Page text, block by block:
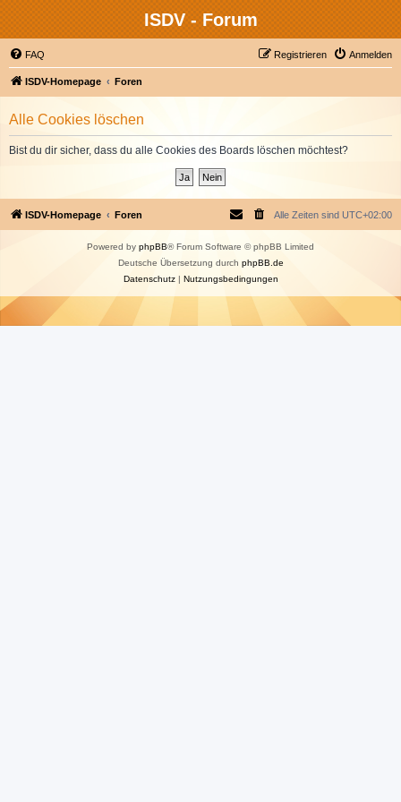
ISDV - Forum
FAQ Anmelden
Registrieren
ISDV-Homepage Foren
Alle Cookies löschen
Bist du dir sicher, dass du alle Cookies des Boards löschen möchtest?
ISDV-Homepage Foren Alle Zeiten sind UTC+02:00
Powered by phpBB® Forum Software © phpBB Limited
Deutsche Übersetzung durch phpBB.de
Datenschutz| Nutzungsbedingungen